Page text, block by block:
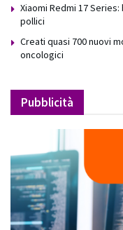
Xiaomi Redmi 17
pollici
Creati quasi 700 nuovi
oncologici
Pubblicità